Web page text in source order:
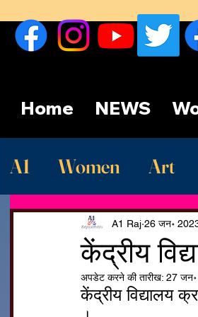
Home NEWS
A1 Women Art
Sport देश
केंद्रीय
A1 Raj 26 जन॰
अपडेट करने की तारीख: 27
केंद्रीय विद्यालय